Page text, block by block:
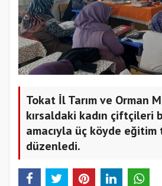
Tokat İl Tarım ve Orman
kırsaldaki kadın çiftçileri
amacıyla üç köyde eğitim
düzenledi.